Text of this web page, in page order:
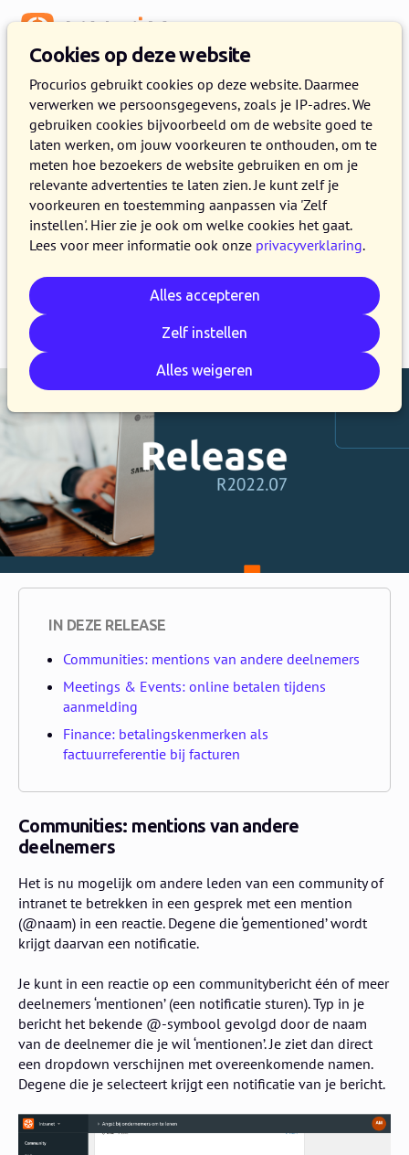
Cookies op deze website
Procurios gebruikt cookies op deze website. Daarmee
verwerken we persoonsgegevens, zoals je IP-adres. We
gebruiken cookies bijvoorbeeld om de website goed te
laten werken, om jouw voorkeuren te onthouden, om te
meten hoe bezoekers de website gebruiken en om je
relevante advertenties te laten zien. Je kunt zelf je
voorkeuren en toestemming aanpassen via 'Zelf
instellen'. Hier zie je ook om welke cookies het gaat.
Lees voor meer informatie ook onze privacyverklaring.
Alles accepteren
Zelf instellen
Alles weigeren
Release 2022.07
22 JUNI 2022 2 MINUTEN LEZEN
In de loop van woensdag 22 juni 2022 maken
alle klanten op de productieversie van het
Procurios Platform gebruik van release 2022.07.
In dit blog lees je wat nieuw is en wat is
verbeterd.
E-mail Kopieer link
IN DEZE RELEASE
Communities: mentions van andere deelnemers
Meetings & Events: online betalen tijdens
aanmelding
Finance: betalingskenmerken als
factuurreferentie bij facturen
Communities: mentions van andere
deelnemers
Het is nu mogelijk om andere leden van een community of
intranet te betrekken in een gesprek met een mention
(@naam) in een reactie. Degene die ‘gementioned’ wordt
krijgt daarvan een notificatie.
Je kunt in een reactie op een communitybericht één of meer
deelnemers ‘mentionen’ (een notificatie sturen). Typ in je
bericht het bekende @-symbool gevolgd door de naam
van de deelnemer die je wil ‘mentionen’. Je ziet dan direct
een dropdown verschijnen met overeenkomende namen.
Degene die je selecteert krijgt een notificatie van je bericht.